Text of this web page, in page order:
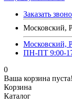
Заказать
Московский,
Московский,
ПН-ПТ 9:00-
0
Ваша корзина пуста!
Корзина
Каталог